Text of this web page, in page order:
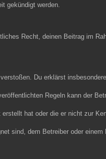
gekündigt werden.
Recht, deinen Beitrag im
Du erklärst
Regeln kann der
hat oder die er nicht zur
sind, dem Betreiber oder